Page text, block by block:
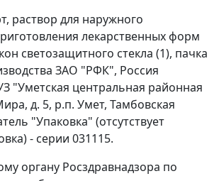
раствор для наружного
лекарственных форм
светозащитного стекла (1), пачка
ЗАО "РФК", Россия
"Уметская центральная районная
д. 5, р.п. Умет, Тамбовская
"Упаковка" (отсутствует
- серии 031115.
органу Росздравнадзора по